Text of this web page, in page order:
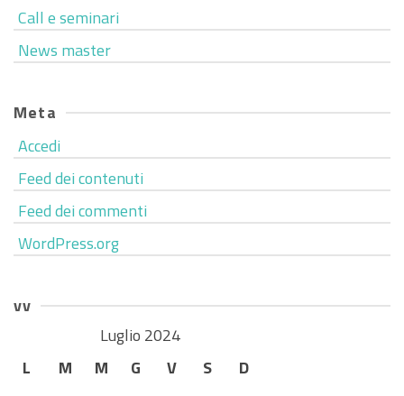
Call e seminari
News master
Meta
Accedi
Feed dei contenuti
Feed dei commenti
WordPress.org
vv
Luglio 2024
L
M M G V S
D